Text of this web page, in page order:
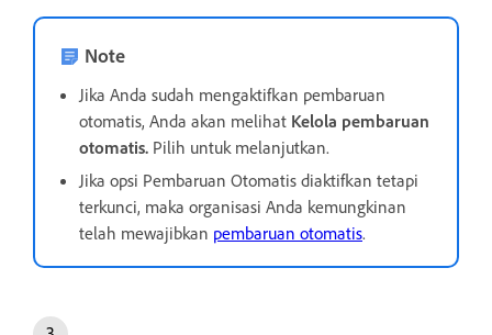
Note
Jika Anda sudah mengaktifkan pembaruan
otomatis, Anda akan melihat Kelola pembaruan
otomatis. Pilih untuk melanjutkan.
Jika opsi Pembaruan Otomatis diaktifkan tetapi
terkunci, maka organisasi Anda kemungkinan
telah mewajibkan pembaruan otomatis.